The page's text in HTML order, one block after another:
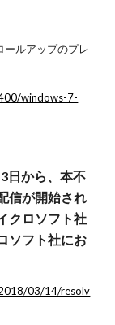
ールアップのプレ
windows-7-
日から、本不
信が開始され
クロソフト社
ソフト社にお
03/14/resolv